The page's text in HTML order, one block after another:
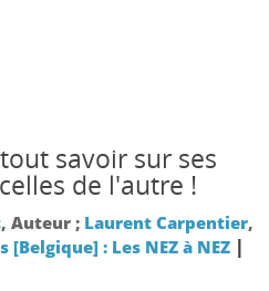
savoir sur ses
de l'autre !
, Auteur ; Laurent Carpentier,
[Belgique] : Les NEZ à NEZ|